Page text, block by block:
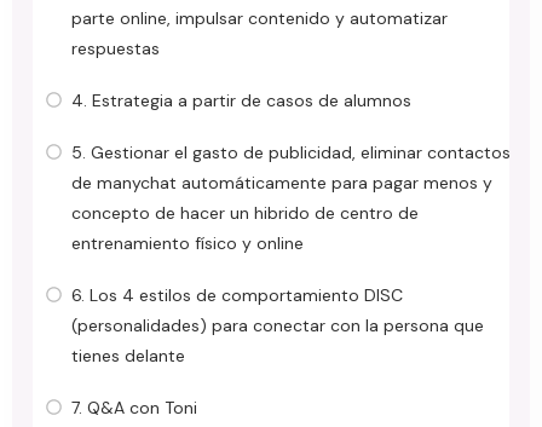
parte online, impulsar contenido y automatizar
respuestas
4. Estrategia a partir de casos de alumnos
5. Gestionar el gasto de publicidad, eliminar contactos
de manychat automáticamente para pagar menos y
concepto de hacer un hibrido de centro de
entrenamiento físico y online
6. Los 4 estilos de comportamiento DISC
(personalidades) para conectar con la persona que
tienes delante
7. Q&A con Toni